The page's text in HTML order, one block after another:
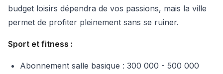
budget loisirs dépendra de vos passions, mais la ville
permet de profiter pleinement sans se ruiner.
Sport et fitness :
Abonnement salle basique : 300 000 - 500 000